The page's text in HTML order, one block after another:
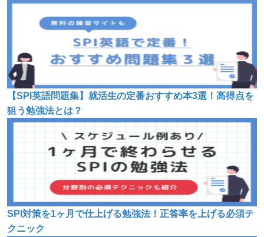
【SPI英語問題集】就活生の定番おすすめ本3選！高得点を
狙う勉強法とは？
SPI対策を1ヶ月で仕上げる勉強法！正答率を上げる必須テ
クニック